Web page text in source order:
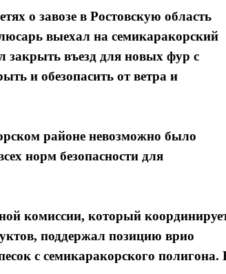
о завозе в Ростовскую область
выехал на семикаракорский
закрыть въезд для новых фур с
и обезопасить от ветра и
районе невозможно было
норм безопасности для
комиссии, который
поддержал позицию врио
с семикаракорского полигона.